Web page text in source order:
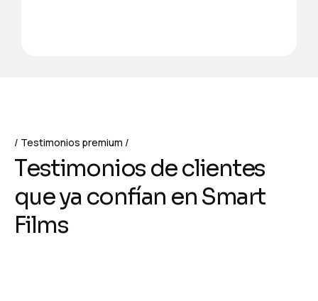
Testimonios premium
Testimonios declientes
queya confían en Smart
Films